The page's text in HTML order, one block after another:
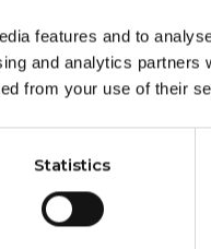
features and to
and analytics partners
from your use of their
Statistics
Formy Extreme - 200 sztuk